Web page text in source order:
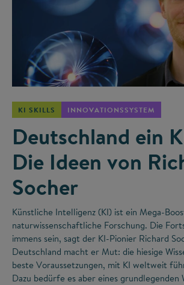
KI SKILLS INNOVATIONSSYSTEM
Deutschland ein
Die Ideen von
Socher
Künstliche Intelligenz (KI) ist ein Mega-
naturwissenschaftliche Forschung. Die
immens sein, sagt der KI-Pionier Richard
Deutschland macht er Mut: die hiesige
beste Voraussetzungen, mit KI weltweit
Dazu bedürfe es aber eines grundlegenden